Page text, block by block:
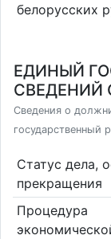
белорусских
ЕДИНЫЙ
СВЕДЕНИЙ
Сведения о
государственный
Статус дела,
прекращения
Процедура